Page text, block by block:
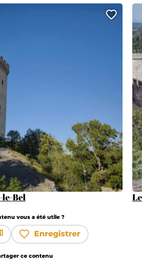
Bel
vous a été utile ?
Enregistrer
ce contenu